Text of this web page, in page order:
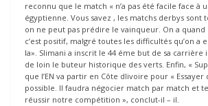
reconnu que le match « n’a pas été facile face à
égyptienne. Vous savez , les matchs derbys sont
on ne peut pas prédire le vainqueur. On a
c’est positif, malgré toutes les difficultés qu’on a
la». Slimani a inscrit le 44 éme but de sa
de loin le buteur historique des verts. Enfin, «
que l’EN va partir en Côte dIivoire pour « Essayer
possible. Il faudra négocier match par match et
réussir notre compétition », conclut-il – il.